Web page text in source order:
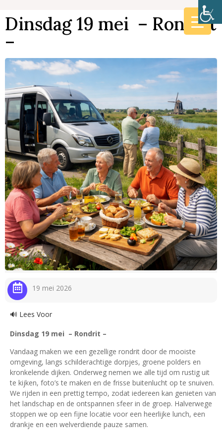
Dinsdag 19 mei – Rondrit
–
19 mei 2026
🔊 Lees Voor
Dinsdag 19 mei – Rondrit –
Vandaag maken we een gezellige rondrit door de mooiste
omgeving, langs schilderachtige dorpjes, groene polders en
kronkelende dijken. Onderweg nemen we alle tijd om rustig uit
te kijken, foto’s te maken en de frisse buitenlucht op te snuiven.
We rijden in een prettig tempo, zodat iedereen kan genieten van
het landschap en de ontspannen sfeer in de groep. Halverwege
stoppen we op een fijne locatie voor een heerlijke lunch, een
drankje en een welverdiende pauze samen.